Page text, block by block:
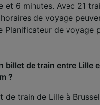
et 6 minutes. Avec 21
de voyage
Planificateur de voyage
billet de train entre Lille
?
de train de Lille à